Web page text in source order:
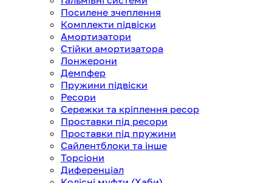
Посилене зчеплення
Комплекти підвіски
Амортизатори
Стійки амортизатора
Лонжерони
Демпфер
Пружини підвіски
Ресори
Сережки та кріплення ресор
Проставки під ресори
Проставки під пружини
Сайлентблоки та інше
Торсіони
Диференціал